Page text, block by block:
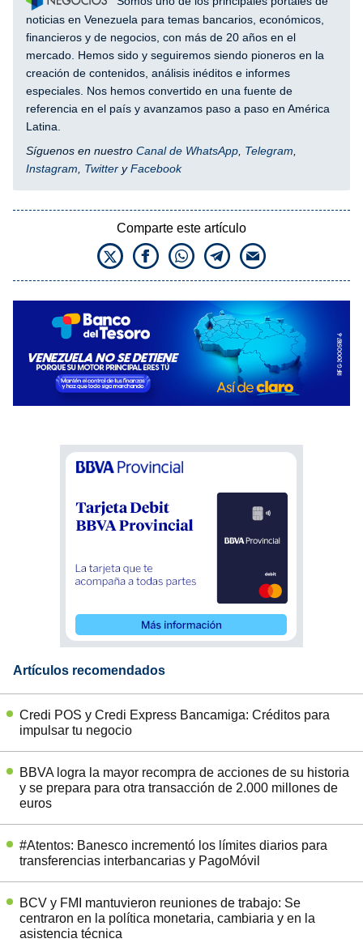
noticias en Venezuela para temas bancarios, económicos,
financieros y de negocios, con más de 20 años en el
mercado. Hemos sido y seguiremos siendo pioneros en la
creación de contenidos, análisis inéditos e informes
especiales. Nos hemos convertido en una fuente de
referencia en el país y avanzamos paso a paso en América
Latina.
Síguenos en nuestro Canal de WhatsApp Telegram
Instagram
Twitter yFacebook
Comparte este artículo
Artículos recomendados
Credi POS y Credi Express Bancamiga: Créditos para
impulsar tu negocio
BBVA logra la mayor recompra de acciones de su historia
y se prepara para otra transacción de 2.000 millones de
euros
#Atentos: Banesco incrementó los límites diarios para
transferencias interbancarias y PagoMóvil
BCV y FMI mantuvieron reuniones de trabajo: Se
centraron en la política monetaria, cambiaria y en la
asistencia técnica